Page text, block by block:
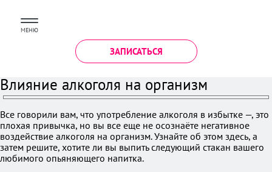
МЕНЮ
ЗАПИСАТЬСЯ
Влияние алкоголя на организм
Все говорили вам, что употребление алкоголя в избытке —, это
плохая привычка, но вы все еще не осознаёте негативное
воздействие алкоголя на организм. Узнайте об этом здесь, а
затем решите, хотите ли вы выпить следующий стакан вашего
любимого опьяняющего напитка.